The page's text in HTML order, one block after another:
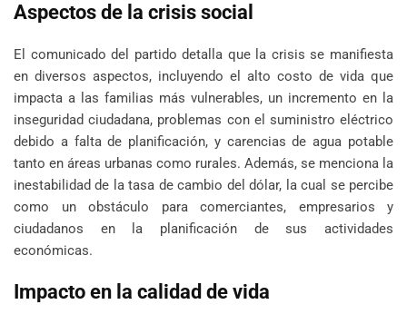
Aspectos de la crisis social
El comunicado del partido detalla que la crisis se manifiesta
en diversos aspectos, incluyendo el alto costo de vida que
impacta a las familias más vulnerables, un incremento en la
inseguridad ciudadana, problemas con el suministro eléctrico
debido a falta de planificación, y carencias de agua potable
tanto en áreas urbanas como rurales. Además, se menciona la
inestabilidad de la tasa de cambio del dólar, la cual se percibe
como un obstáculo para comerciantes, empresarios y
ciudadanos en la planificación de sus actividades
económicas.
Impacto en la calidad de vida